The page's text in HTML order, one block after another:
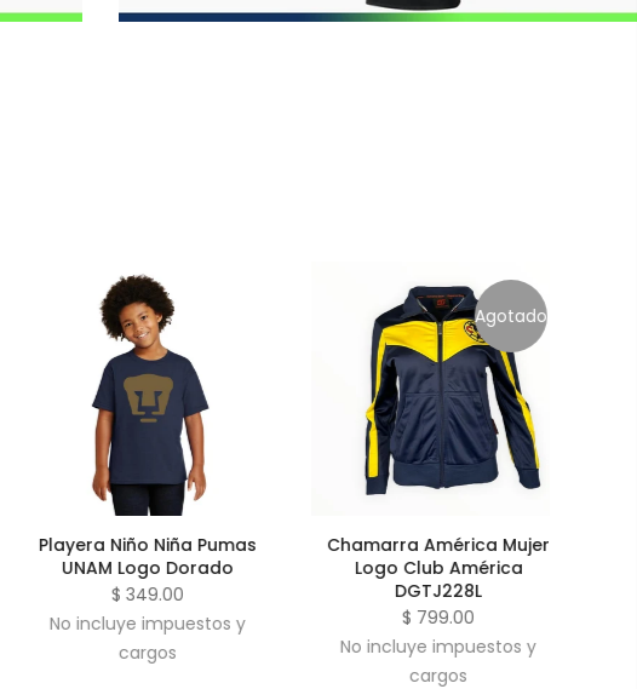
Playera Niño Niña Pumas
UNAM Logo Dorado
$ 349.00
No incluye impuestos y
cargos
Agotado
Chamarra América Mujer
Logo Club América
DGTJ228L
$ 799.00
No incluye impuestos y
cargos